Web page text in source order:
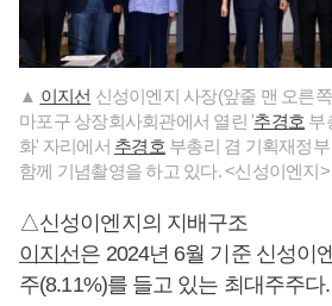
▲ 이지선 신성이엔지 사장(앞줄 맨 오른
마포구 상장회사회관에서 열린 '추경호 부
화' 자리에서 추경호 부총리 겸 기획재정
함께 기념촬영을 하고 있다. <신성이엔지>
△신성이엔지의 지배구조
이지선은 2024년 6월 기준 신성이
주(8.11%)를 들고 있는 최대주주다.